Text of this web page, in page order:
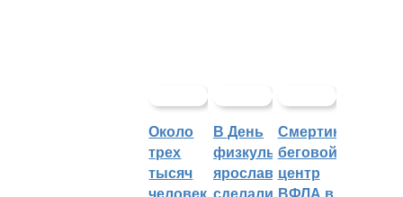
Около
трех
тысяч
В День
физкультурника
ярославцы
Смертин:
беговой
центр